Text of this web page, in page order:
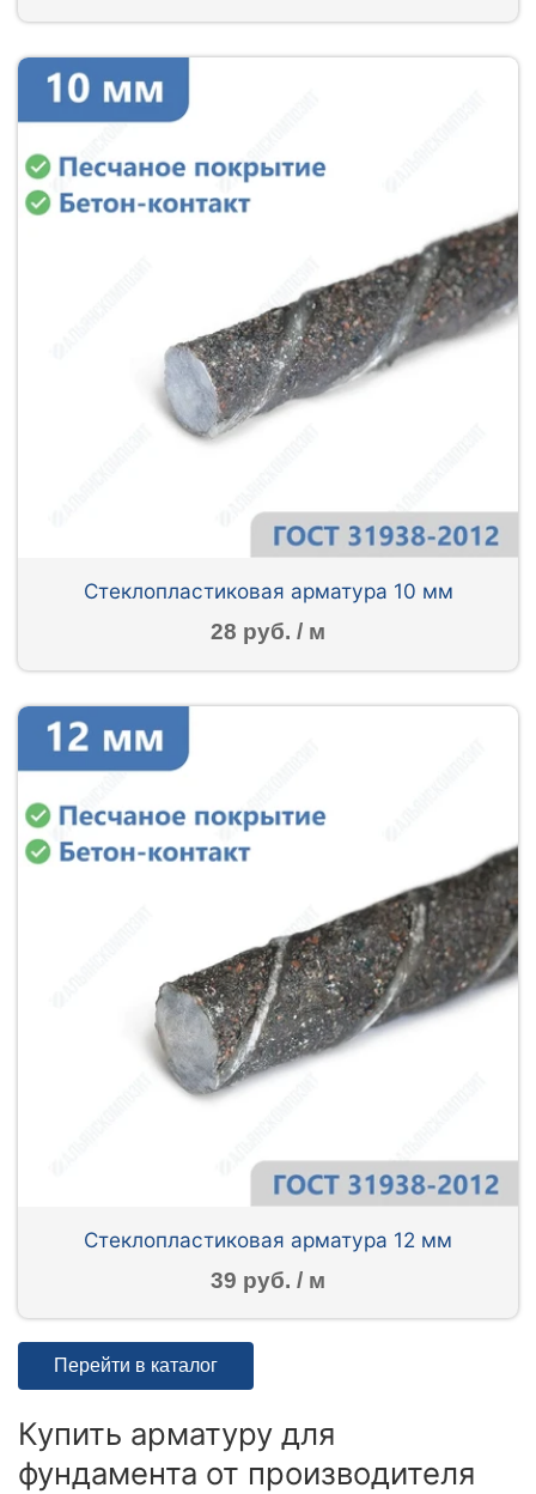
Стеклопластиковая арматура 10 мм
28 руб. / м
Стеклопластиковая арматура 12 мм
39 руб. / м
Перейти в каталог
Купить арматуру для
фундамента от производителя